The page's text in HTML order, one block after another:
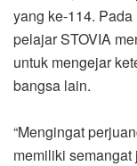
yang ke-114.
pelajar STOVIA
untuk mengejar
bangsa lain.
“Mengingat
memiliki